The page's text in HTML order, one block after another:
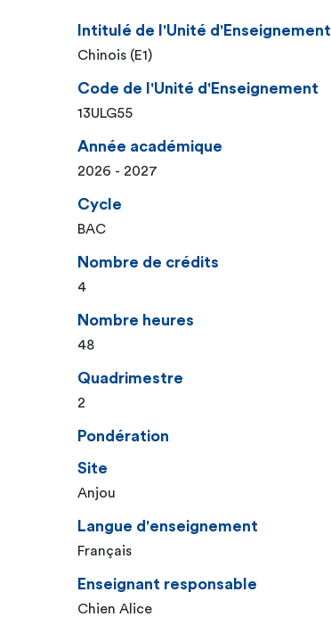
Intitulé de l'Unité d'Enseignement
Chinois (E1)
Code de l'Unité d'Enseignement
13ULG55
Année académique
2026 - 2027
Cycle
BAC
Nombre de crédits
4
Nombre heures
48
Quadrimestre
2
Pondération
Site
Anjou
Langue d'enseignement
Français
Enseignant responsable
Chien Alice